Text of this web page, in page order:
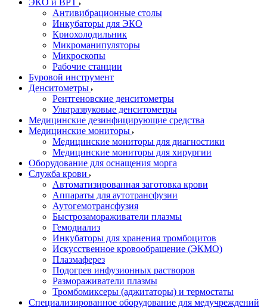
ЭКО и ВРТ
Антивибрационные столы
Инкубаторы для ЭКО
Криохолодильник
Микроманипуляторы
Микроскопы
Рабочие станции
Буровой инструмент
Денситометры
Рентгеновские денситометры
Ультразвуковые денситометры
Медицинские дезинфицирующие средства
Медицинские мониторы
Медицинские мониторы для диагностики
Медицинские мониторы для хирургии
Оборудование для оснащения морга
Служба крови
Автоматизированная заготовка крови
Аппараты для аутотрансфузии
Аутогемотрансфузия
Быстрозамораживатели плазмы
Гемодиализ
Инкубаторы для хранения тромбоцитов
Искусственное кровообращение (ЭКМО)
Плазмаферез
Подогрев инфузионных растворов
Размораживатели плазмы
Тромбомиксеры (аджитаторы) и термостаты
Специализированное оборудование для медучреждений